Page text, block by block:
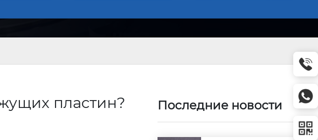
пластин? Последние новости